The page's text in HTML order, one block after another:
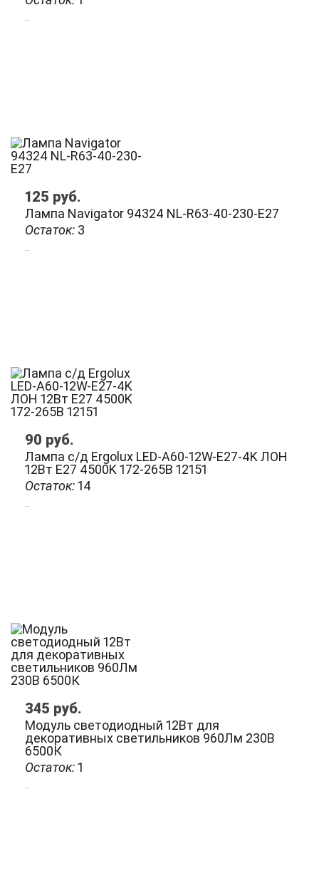
Остаток: 3
Лампа Navigator 94324 NL-R63-40-230-E27
125 руб.
Остаток:14
Лампа с/д Ergolux LED-A60-12W-E27-4K ЛОН
12Вт E27 4500K 172-265В 12151
90 руб.
Остаток:1
Модуль светодиодный 12Вт для
декоративных светильников 960Лм 230В
6500К
345 руб.